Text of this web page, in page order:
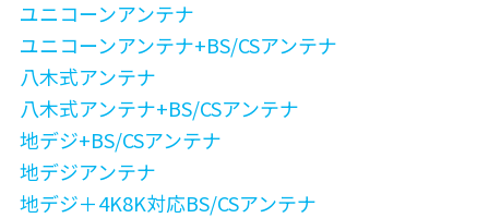
ユニコーンアンテナ
ユニコーンアンテナ+BS/CSアンテナ
八木式アンテナ
八木式アンテナ+BS/CSアンテナ
地デジ+BS/CSアンテナ
地デジアンテナ
地デジ＋4K8K対応BS/CSアンテナ